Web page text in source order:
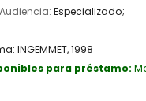
Especializado;
INGEMMET,1998
para préstamo: